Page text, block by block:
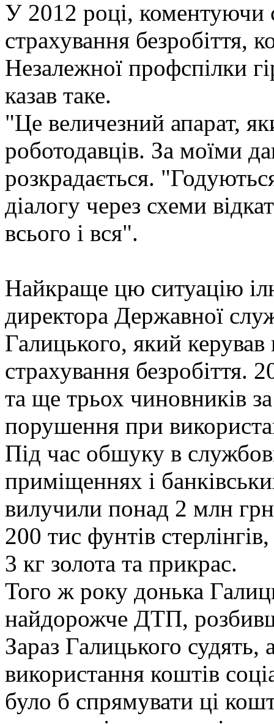
У 2012 році, коментуючи
страхування безробіття,
Незалежної профспілки
казав таке.
"Це величезний апарат,
роботодавців. За моїми
розкрадається.
діалогу через схеми
всього і вся".
Найкраще цю ситуацію
директора Державної
Галицького, який
страхування безробіття.
та ще трьох чиновників
порушення при
Під час обшуку в
приміщеннях і
вилучили понад 2 млн
200 тис фунтів
3 кг золота та прикрас.
Того ж року донька
найдорожче ДТП,
Зараз Галицького судять,
використання коштів
було б спрямувати ці